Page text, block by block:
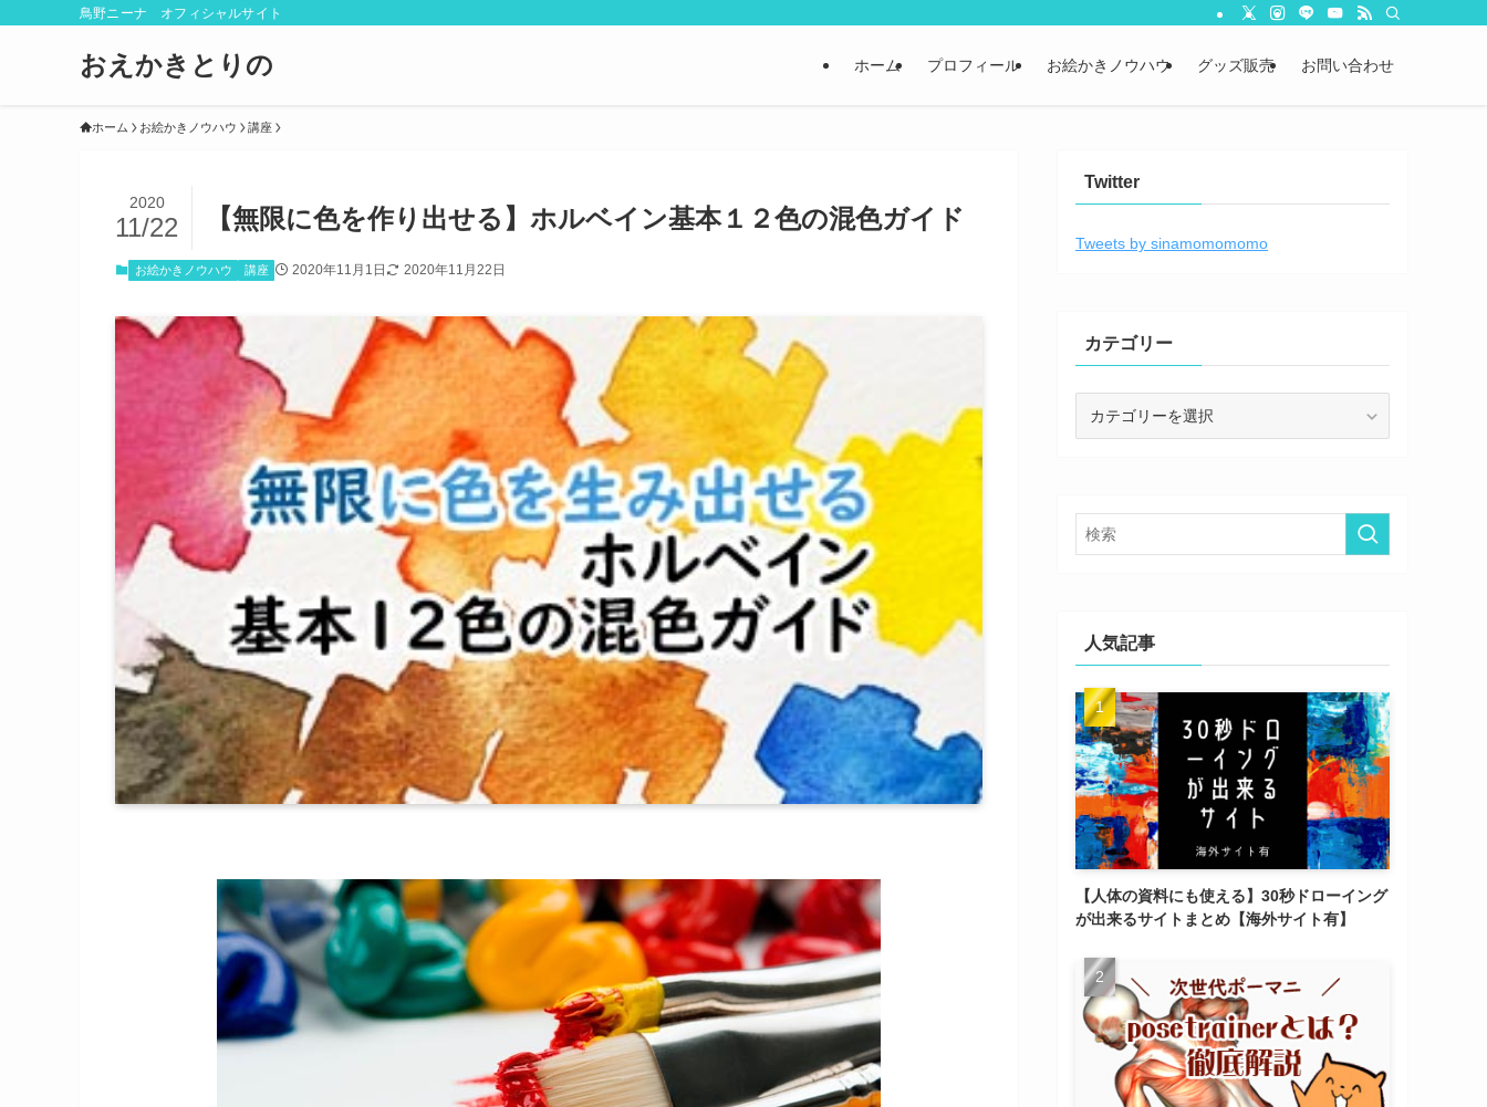
鳥野ニーナ オフィシャルサイト
おえかきとりの ホーム プロフィール お絵かきノウハウ グッズ販売 お問い合わせ
ホーム お絵かきノウハウ 講座
【無限に色を作り出せる】ホルベイン基本１２色の混色ガイド
2020
11/22
お絵かきノウハウ 講座 2020年11月1日 2020年11月22日
Twitter
Tweets by sinamomomomo
カテゴリー
人気記事
【人体の資料にも使える】30秒ドローイング
が出来るサイトまとめ【海外サイト有】